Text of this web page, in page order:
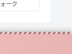
ーク